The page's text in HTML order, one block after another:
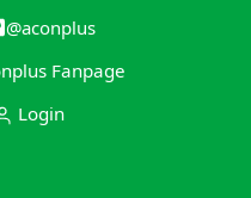
@aconplus
Fanpage
Login